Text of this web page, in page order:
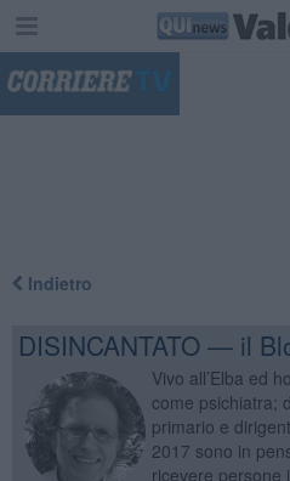
Indietro
DISINCANTATO — il
Vivo all’Elba ed
come psichiatra;
primario e
2017 sono in
ricevere persone